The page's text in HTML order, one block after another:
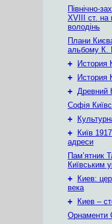
Північно-
XVIII ст. на
володінь
Плани
альбому К.
+
История
+
История
+ Древний
Софія
+
+
Київ
адреси
Пам’ятник
Київським
+
Киев:
века
+
Киев –
Орнаменти